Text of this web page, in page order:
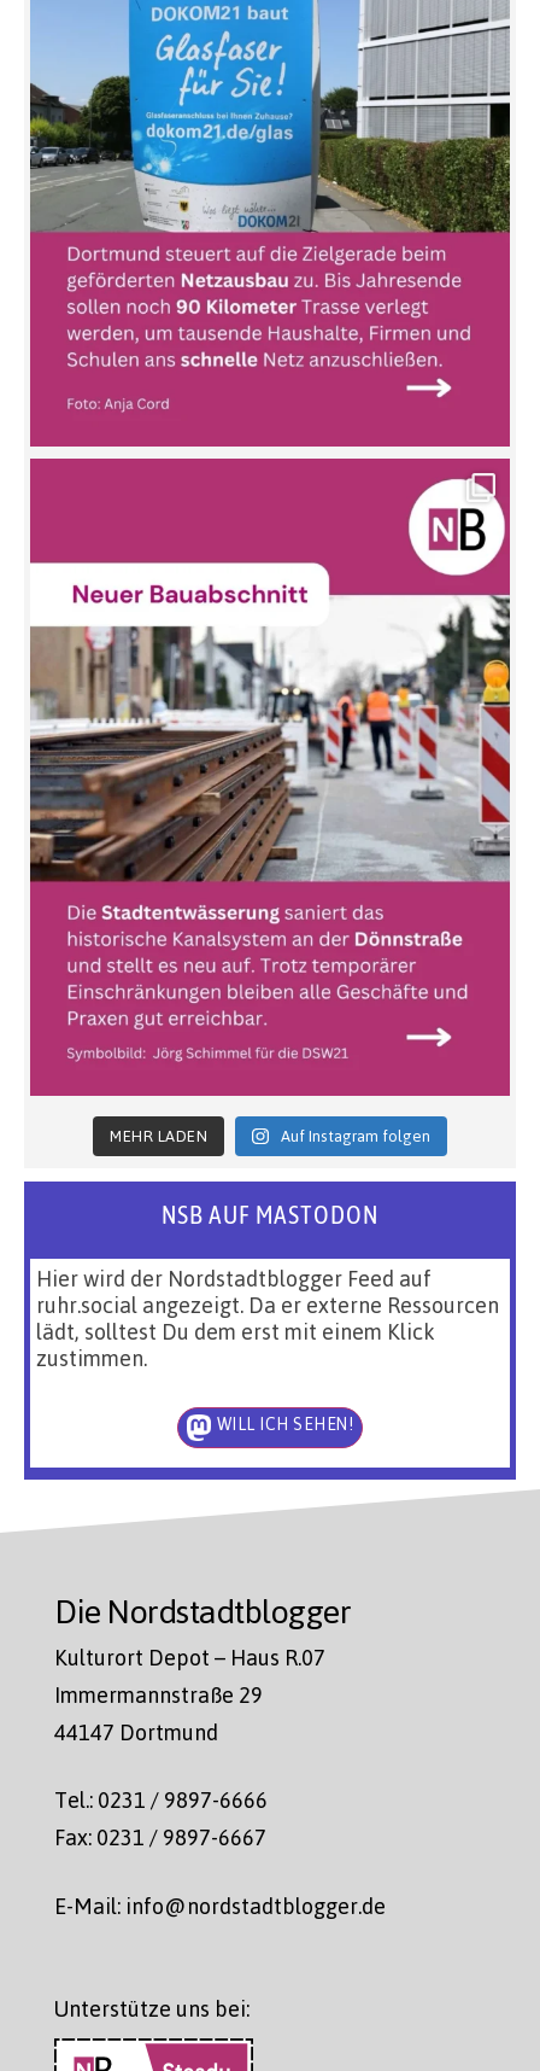
MEHR LADEN Auf Instagram folgen
NSB AUF MASTODON
Hier wird der Nordstadtblogger Feed auf
ruhr.social angezeigt. Da er externe Ressourcen
lädt, solltest Du dem erst mit einem Klick
zustimmen.
WILL ICH SEHEN!
Die Nordstadtblogger
Kulturort Depot – Haus R.07
Immermannstraße 29
44147 Dortmund
Tel.: 0231 / 9897-6666
Fax: 0231 / 9897-6667
E-Mail: info@nordstadtblogger.de
Unterstütze uns bei: